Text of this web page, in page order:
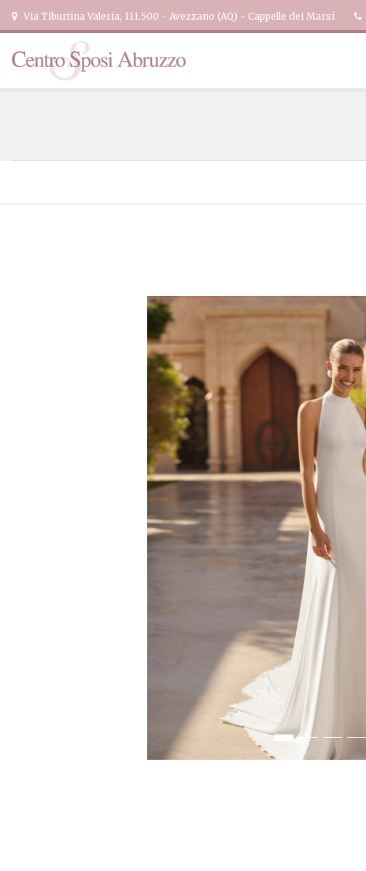
Via Tiburtina Valeria, 111.500 - Avezzano (AQ) - Cappelle dei Marsi